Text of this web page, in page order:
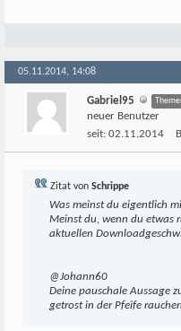
05.11.2014, 14:08
Gabriel95
neuer Benutzer
seit: 02.11.2014
Zitat von Schrippe
Was meinst du eigentlich
Meinst du, wenn du etwas
aktuellen
@Johann60
Deine pauschale Aussage
getrost in der Pfeife